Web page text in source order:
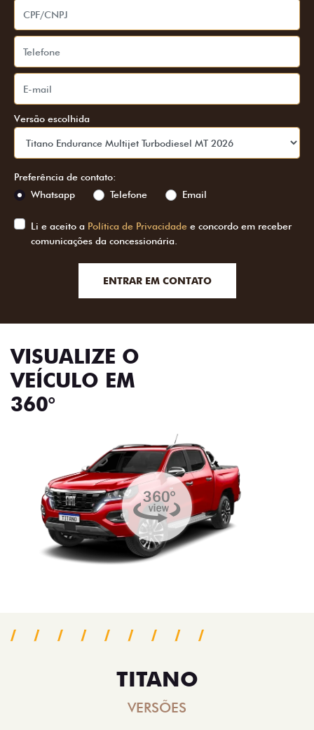
Versão escolhida
Preferência de contato:
Whatsapp
Telefone Email
Li e aceito a Política de Privacidade e concordo em receber
comunicações da concessionária.
ENTRAR EM CONTATO
VISUALIZE O
VEÍCULO EM
360°
TITANO
VERSÕES